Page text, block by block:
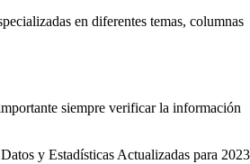
en diferentes temas, columnas
siempre verificar la información
y Estadísticas Actualizadas para 2023